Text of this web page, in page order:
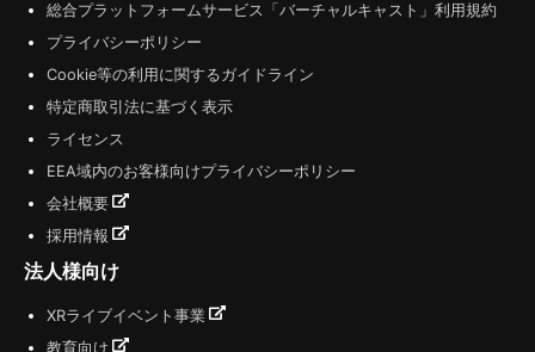
総合プラットフォームサービス「バーチャルキャスト」利用規約
プライバシーポリシー
Cookie等の利用に関するガイドライン
特定商取引法に基づく表示
ライセンス
EEA域内のお客様向けプライバシーポリシー
会社概要
採用情報
法人様向け
XRライブイベント事業
教育向け